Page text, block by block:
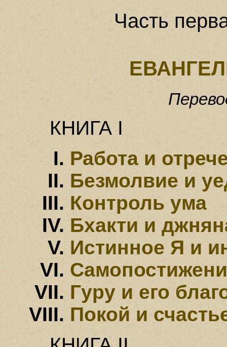
Часть
КHИГА I
Работа и
Безмолвие и
Контpоль yма
Бхакти и
Истинное Я и
Гypy и его
Покой и